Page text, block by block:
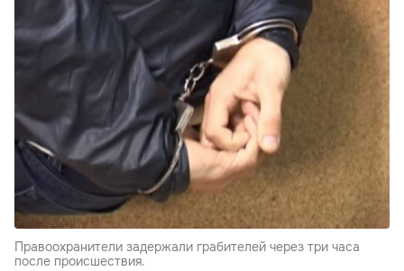
Правоохранители задержали грабителей через три часа
после происшествия.